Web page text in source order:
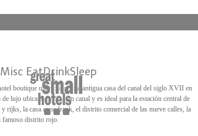
EatDrinkSleep
boutique ubicado en una antigua casa del canal del siglo XVII en
lujo ubicado junto a un canal y es ideal para la estación central de
rijks, la casa anne frank, el distrito comercial de las nueve calles, la
famoso distrito rojo.